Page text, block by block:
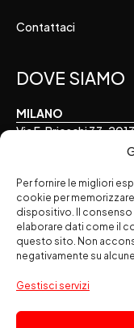
Per fornire le migliori
cookie per
dispositivo. Il
elaborare dati come il
questo sito. Non
negativamente su
Gestisci servizi
Contattaci
DOVE SIAMO
MILANO
Via F. Brioschi 33,
Via E. Perrone 16,
ALESSANDRIA
Via Palermo 7, 15121
SEGUICI SUI